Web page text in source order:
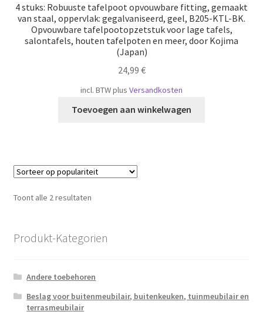
4 stuks: Robuuste tafelpoot opvouwbare fitting, gemaakt
van staal, oppervlak: gegalvaniseerd, geel, B205-KTL-BK.
Opvouwbare tafelpootopzetstuk voor lage tafels,
salontafels, houten tafelpoten en meer, door Kojima
(Japan)
24,99 €
incl. BTWplus Versandkosten
Toevoegen aan winkelwagen
Toont alle 2 resultatenGesorteerd
Produkt-Kategorien
Andere toebehoren
Beslag voor buitenmeubilair, buitenkeuken, tuinmeubilair en
terrasmeubilair